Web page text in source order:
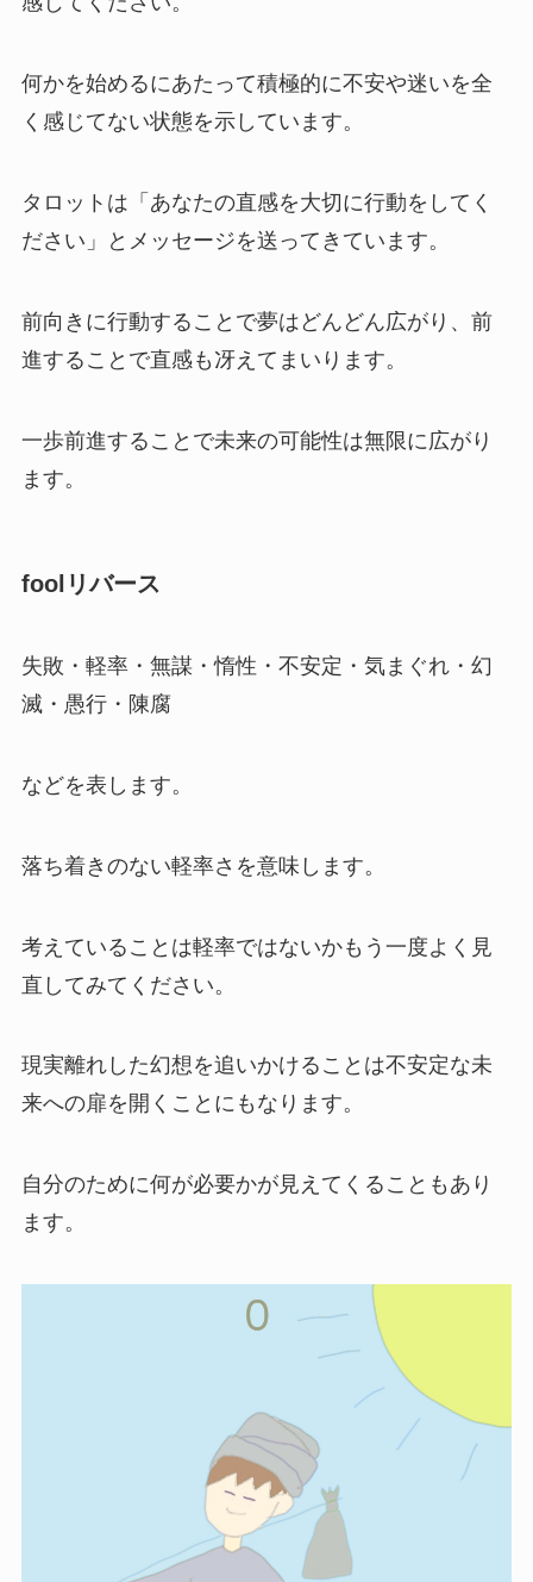
何かを始めるにあたって積極的に不安や迷いを全
く感じてない状態を示しています。
タロットは「あなたの直感を大切に行動をしてく
ださい」とメッセージを送ってきています。
前向きに行動することで夢はどんどん広がり、前
進することで直感も冴えてまいります。
一歩前進することで未来の可能性は無限に広がり
ます。
foolリバース
失敗・軽率・無謀・惰性・不安定・気まぐれ・幻
滅・愚行・陳腐
などを表します。
落ち着きのない軽率さを意味します。
考えていることは軽率ではないかもう一度よく見
直してみてください。
現実離れした幻想を追いかけることは不安定な未
来への扉を開くことにもなります。
自分のために何が必要かが見えてくることもあり
ます。